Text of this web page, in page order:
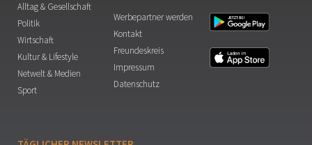
Alltag & Gesellschaft
Politik
Wirtschaft
Kultur & Lifestyle
Netwelt & Medien
Sport
Werbepartner werden
Kontakt
Freundeskreis
Impressum
Datenschutz